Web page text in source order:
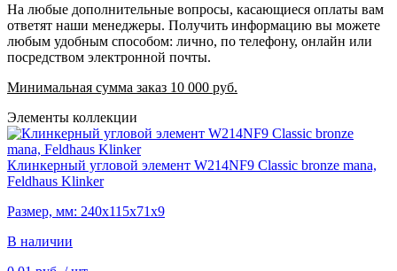
На любые дополнительные вопросы, касающиеся оплаты вам
ответят наши менеджеры. Получить информацию вы можете
любым удобным способом: лично, по телефону, онлайн или
посредством электронной почты.
Минимальная сумма заказ 10 000 руб.
Элементы коллекции
Клинкерный угловой элемент W214NF9 Classic bronze mana,
Feldhaus Klinker
Размер, мм: 240х115х71х9
В наличии